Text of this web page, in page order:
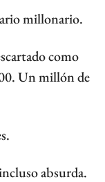
millonario.
como
Un millón de